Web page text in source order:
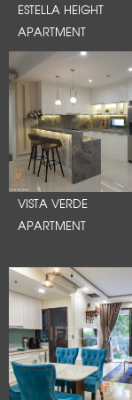
ESTELLA HEIGHT
APARTMENT
VISTA VERDE
APARTMENT